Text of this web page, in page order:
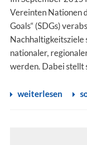
Vereinten Nationen
Goals“ (SDGs)
Nachhaltigkeitsziele
nationaler,
werden. Dabei stellt
weiterlesen